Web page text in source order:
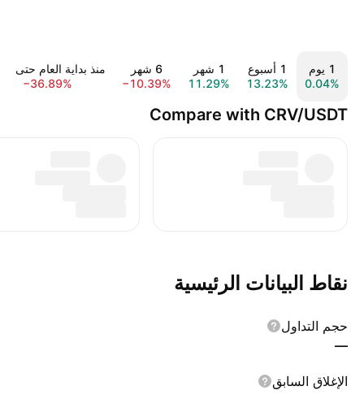
‎‎1‎ يوم
0.04%
‎1‎ أسبوع
13.23%
‎1‎ شهر
11.29%
‎6‎ شهر
−10.39%
منذ بداية العام حتى
−36.89%
Compare with CRV/USDT
نقاط البيانات الرئيسية
حجم التداول
—
الإغلاق السابق